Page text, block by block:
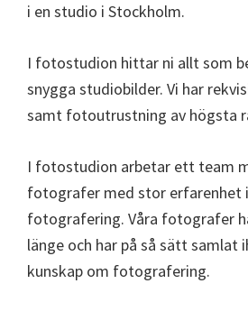
i en studio i Stockholm.
I fotostudion hittar ni allt som
snygga studiobilder. Vi har
samt fotoutrustning av högsta
I fotostudion arbetar ett team
fotografer med stor erfarenhet
fotografering. Våra fotografer
länge och har på så sätt samlat
kunskap om fotografering.